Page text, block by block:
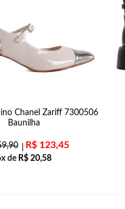
Chanel Zariff 7300506
Baunilha
R$123,45
de R$ 20,58